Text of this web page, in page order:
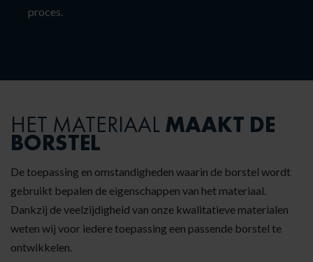
proces.
HET MATERIAAL MAAKT DE
BORSTEL
De toepassing en omstandigheden waarin de borstel wordt
gebruikt bepalen de eigenschappen van het materiaal.
Dankzij de veelzijdigheid van onze kwalitatieve materialen
weten wij voor iedere toepassing een passende borstel te
ontwikkelen.